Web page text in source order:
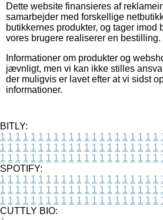
Dette website finansieres af
samarbejder med forskellige
butikkernes produkter, og tager imod
vores brugere realiserer en bestilling.
Informationer om produkter og
jævnligt, men vi kan ikke stilles
der muligvis er lavet efter at vi sidst
informationer.
BITLY:
1 1 1 1 1 1 1 1 1 1 1 1 1 1 1 1 1 1 1 1 1
1 1 1 1 1 1 1 1 1 1 1 1 1 1 1 1 1 1 1 1 1
1 1 1 1 1 1 1 1 1 1 1 1 1 1 1 1 1 1 1 1 1
SPOTIFY:
1 1 1 1 1 1 1 1 1 1 1 1 1 1 1 1 1 1 1 1 1
1 1 1 1 1 1 1 1 1 1 1 1 1 1 1 1 1 1 1 1 1
1 1 1 1 1 1 1 1 1 1 1 1 1 1 1 1 1 1 1 1 1
CUTTLY BIO: